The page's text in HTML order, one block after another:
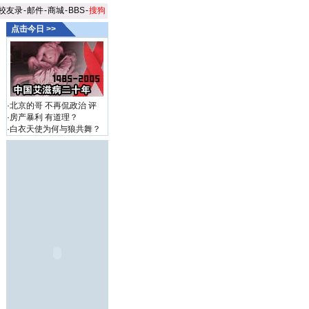
友录-邮件-商城- BBS-搜狗
点击今日 >>
·北京的哥 不再侃政治 评
·房产暴利 有道理？
·白衣天使为何与狼共舞？